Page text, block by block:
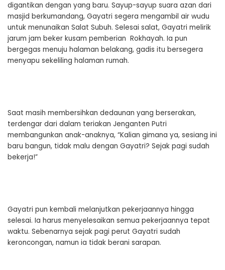
digantikan dengan yang baru. Sayup-sayup suara azan dari
masjid berkumandang, Gayatri segera mengambil air wudu
untuk menunaikan Salat Subuh. Selesai salat, Gayatri melirik
jarum jam beker kusam pemberian Rokhayah. Ia pun
bergegas menuju halaman belakang, gadis itu bersegera
menyapu sekeliling halaman rumah.
Saat masih membersihkan dedaunan yang berserakan,
terdengar dari dalam teriakan Jenganten Putri
membangunkan anak-anaknya, “Kalian gimana ya, sesiang ini
baru bangun, tidak malu dengan Gayatri? Sejak pagi sudah
bekerja!”
Gayatri pun kembali melanjutkan pekerjaannya hingga
selesai. Ia harus menyelesaikan semua pekerjaannya tepat
waktu. Sebenarnya sejak pagi perut Gayatri sudah
keroncongan, namun ia tidak berani sarapan.